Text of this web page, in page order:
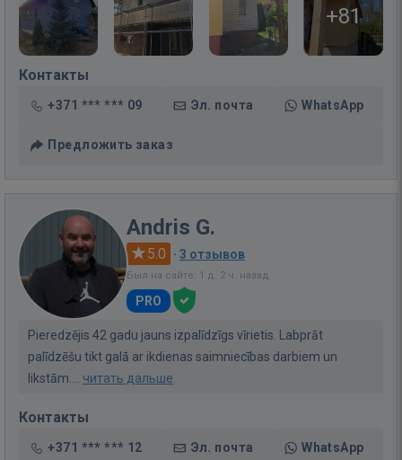
+81
Контакты
+371 *** *** 09 Эл. почта WhatsApp
Предложить заказ
Andris G.
5.0 · 3 отзывов
Был на сайте: 1 д. 2 ч. назад
PRO
Pieredzējis 42 gadu jauns izpalīdzīgs vīrietis. Labprāt
palīdzēšu tikt galā ar ikdienas saimniecības darbiem un
likstām.... читать дальше
Контакты
+371 *** *** 12 Эл. почта WhatsApp